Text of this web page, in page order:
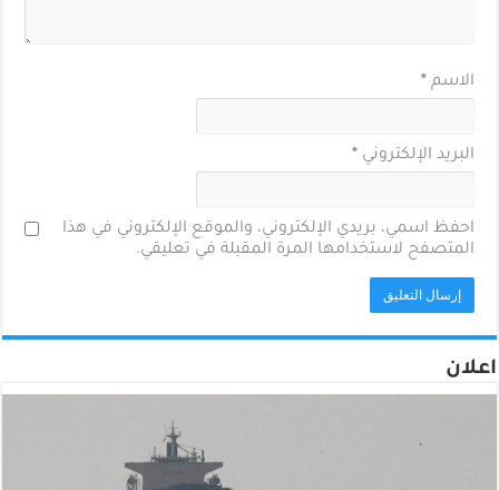
الاسم*
البريد الإلكتروني*
احفظ اسمي، بريدي الإلكتروني، والموقع الإلكتروني في هذا
المتصفح لاستخدامها المرة المقبلة في تعليقي.
اعلان